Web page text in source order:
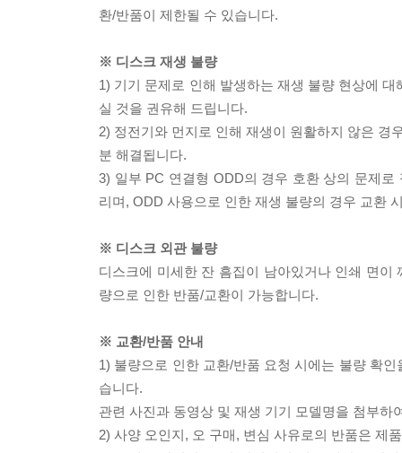
환/반품이 제한될 수 있습니다.
※ 디스크 재생 불량
1) 기기 문제로 인해 발생하는 재생 불량 현상에
실 것을 권유해 드립니다.
2) 정전기와 먼지로 인해 재생이 원활하지 않은 경
분 해결됩니다.
3) 일부 PC 연결형 ODD의 경우 호환 상의 문제
리며, ODD 사용으로 인한 재생 불량의 경우 교환
※ 디스크 외관 불량
디스크에 미세한 잔 흠집이 남아있거나 인쇄 면
량으로 인한 반품/교환이 가능합니다.
※ 교환/반품 안내
1) 불량으로 인한 교환/반품 요청 시에는 불량 확
습니다.
관련 사진과 동영상 및 재생 기기 모델명을 첨부하
2) 사양 오인지, 오 구매, 변심 사유로의 반품은 제